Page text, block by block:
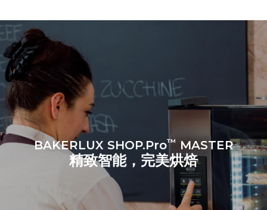
连接到的电网的能源组合；
假设每天使用烤箱(300天/年)：
8次半载羊角面包
BAKERLUX SHOP.Pro™ MASTER
精致智能，完美烘焙